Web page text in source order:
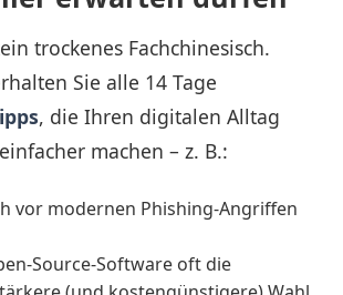
trockenes Fachchinesisch.
Sie alle 14 Tage
, die Ihren digitalen Alltag
machen – z. B.:
vor modernen Phishing-Angriffen
Source-Software oft die